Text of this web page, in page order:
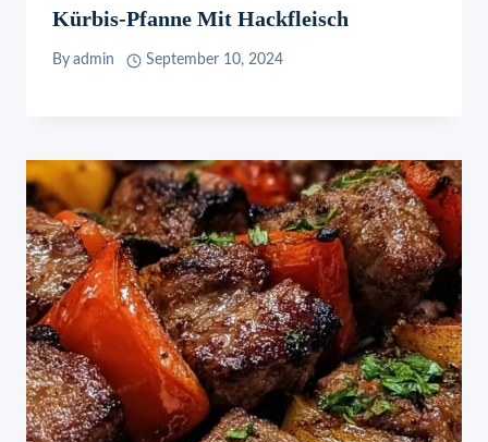
Kürbis-Pfanne Mit Hackfleisch
By admin September 10, 2024